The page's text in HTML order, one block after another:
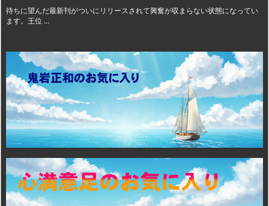
待ちに望んだ最新刊がついにリリースされて興奮が収まらない状態になってい
ます。王位 ...